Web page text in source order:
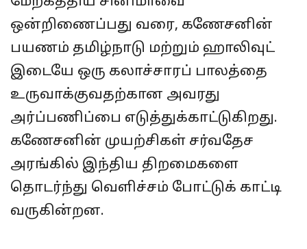
ஒன்றிணைப்பது வரை, கணேசனின்
பயணம் தமிழ்நாடு மற்றும் ஹாலிவுட்
இடையே ஒரு கலாச்சாரப் பாலத்தை
உருவாக்குவதற்கான அவரது
அர்ப்பணிப்பை எடுத்துக்காட்டுகிறது.
கணேசனின் முயற்சிகள் சர்வதேச
அரங்கில் இந்திய திறமைகளை
தொடர்ந்து வெளிச்சம் போட்டுக் காட்டி
வருகின்ற‌ன.